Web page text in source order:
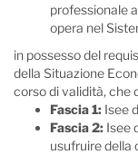
professionale
opera nel
in possesso del
della Situazione
corso di validità, che
Fascia 1: Isee
Fascia 2: Isee
usufruire della